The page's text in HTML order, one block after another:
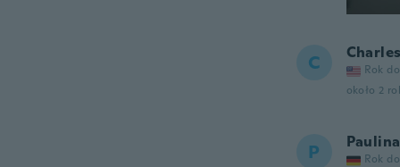
C Charles
Rok
około 2
P Paulina
Rok